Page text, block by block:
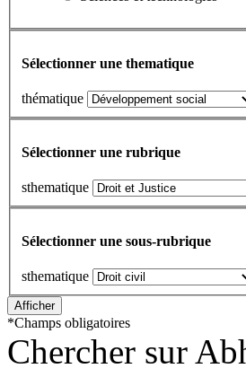
Sélectionner une thematique
thématique
Sélectionner une rubrique
sthematique
Sélectionner une sous-rubrique
sthematique
*Champs obligatoires
Chercher sur